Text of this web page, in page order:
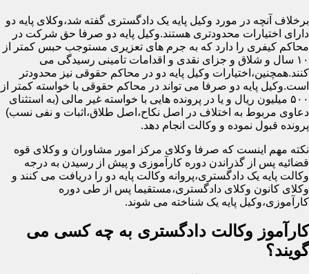
برخلاف آنچه در مورد وکیل پایه یک دادگستری گفته شد،وکلای پایه دو
دارای اختیارات محدودتری هستند.وکیل پایه دو صرفا حق شرکت در
محاکم کیفری را دارد که به جرم های تعزیری مستوجب حبس کمتر از
۱۰ سال و شلاق و جزای نقدی و اقدامات تامینی رسیدگی می
کنند.همچنین،اختیارات وکیل پایه دو در محاکم حقوقی نیز محدودتر
است.وکیل پایه دو صرفا می تواند در محاکم حقوقی با خواسته کمتر از
۵۰۰ میلیون ریال و یا در پرونده هایی با خواسته غیر مالی (به استثنای
دعاوی مربوط به اختلاف در اصل نکاح،اصل طلاق،اثبات و نفی نسب)
پرونده قبول نموده و وکالت انجام دهد.
نکته مهم اینست که صرفا وکلای مرکز امور مشاوران و وکلای قوه
قضائیه پس از گذراندن دوره کارآموزی و پیش از رسیدن به درجه
وکالت پایه یک دادگستری،پروانه وکالت پایه دو را دریافت می کنند و
وکلای کانون وکلای دادگستری،مستقیما پس از طی دوره
کارآموزی،وکیل پایه یک شناخته می شوند.
کارآموز وکالت دادگستری به چه کسی می
گویند؟